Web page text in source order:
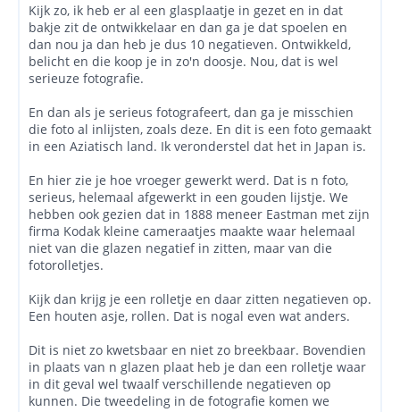
Kijk zo, ik heb er al een glasplaatje in gezet en in dat
bakje zit de ontwikkelaar en dan ga je dat spoelen en
dan nou ja dan heb je dus 10 negatieven. Ontwikkeld,
belicht en die koop je in zo'n doosje. Nou, dat is wel
serieuze fotografie.
En dan als je serieus fotografeert, dan ga je misschien
die foto al inlijsten, zoals deze. En dit is een foto gemaakt
in een Aziatisch land. Ik veronderstel dat het in Japan is.
En hier zie je hoe vroeger gewerkt werd. Dat is n foto,
serieus, helemaal afgewerkt in een gouden lijstje. We
hebben ook gezien dat in 1888 meneer Eastman met zijn
firma Kodak kleine cameraatjes maakte waar helemaal
niet van die glazen negatief in zitten, maar van die
fotorolletjes.
Kijk dan krijg je een rolletje en daar zitten negatieven op.
Een houten asje, rollen. Dat is nogal even wat anders.
Dit is niet zo kwetsbaar en niet zo breekbaar. Bovendien
in plaats van n glazen plaat heb je dan een rolletje waar
in dit geval wel twaalf verschillende negatieven op
kunnen. Die tweedeling in de fotografie komen we